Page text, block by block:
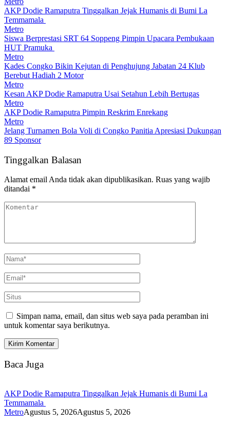
AKP Dodie Ramaputra Tinggalkan Jejak Humanis di Bumi La
Temmamala
Metro
Siswa Berprestasi SRT 64 Soppeng Pimpin Upacara Pembukaan
HUT Pramuka
Metro
Kades Congko Bikin Kejutan di Penghujung Jabatan 24 Klub
Berebut Hadiah 2 Motor
Metro
Kesan AKP Dodie Ramaputra Usai Setahun Lebih Bertugas
Metro
AKP Dodie Ramaputra Pimpin Reskrim Enrekang
Metro
Jelang Turnamen Bola Voli di Congko Panitia Apresiasi Dukungan
89 Sponsor
Tinggalkan Balasan
Alamat email Anda tidak akan dipublikasikan. Ruas yang wajib
ditandai *
Simpan nama, email, dan situs web saya pada peramban ini
untuk komentar saya berikutnya.
Baca Juga
AKP Dodie Ramaputra Tinggalkan Jejak Humanis di Bumi La
Temmamala
MetroAgustus 5, 2026Agustus 5, 2026